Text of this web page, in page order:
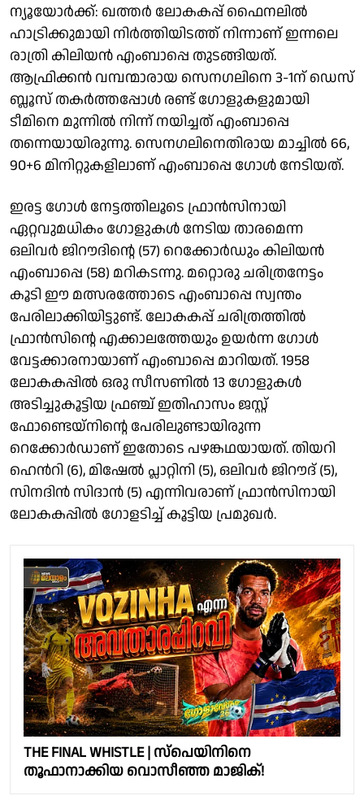
ന്യൂയോർക്ക്: ഖത്തർ ലോകകപ്പ് ഫൈനലിൽ
ഹാട്രിക്കുമായി നിർത്തിയിടത്ത് നിന്നാണ് ഇന്നലെ
രാത്രി കിലിയൻ എംബാപ്പെ തുടങ്ങിയത്.
ആഫ്രിക്കൻ വമ്പന്മാരായ സെനഗലിനെ 3-1ന് ഡെസ്
ബ്ലൂസ് തകർത്തപ്പോൾ രണ്ട് ഗോളുകളുമായി
ടീമിനെ മുന്നിൽ നിന്ന് നയിച്ചത് എംബാപ്പെ
തന്നെയായിരുന്നു. സെനഗലിനെതിരായ മാച്ചിൽ 66,
90+6 മിനിറ്റുകളിലാണ് എംബാപ്പെ ഗോൾ നേടിയത്.
ഇരട്ട ഗോൾ നേട്ടത്തിലൂടെ ഫ്രാൻസിനായി
ഏറ്റവുമധികം ഗോളുകൾ നേടിയ താരമെന്ന
ഒലിവർ ജിറൗദിൻ്റെ (57) റെക്കോർഡും കിലിയൻ
എംബാപ്പെ (58) മറികടന്നു. മറ്റൊരു ചരിത്രനേട്ടം
കൂടി ഈ മത്സരത്തോടെ എംബാപ്പെ സ്വന്തം
പേരിലാക്കിയിട്ടുണ്ട്. ലോകകപ്പ് ചരിത്രത്തിൽ
ഫ്രാൻസിൻ്റെ എക്കാലത്തേയും ഉയർന്ന ഗോൾ
വേട്ടക്കാരനായാണ് എംബാപ്പെ മാറിയത്. 1958
ലോകകപ്പിൽ ഒരു സീസണിൽ 13 ഗോളുകൾ
അടിച്ചുകൂട്ടിയ ഫ്രഞ്ച് ഇതിഹാസം ജസ്റ്റ്
ഫോണ്ടെയ്നിൻ്റെ പേരിലുണ്ടായിരുന്ന
റെക്കോർഡാണ് ഇതോടെ പഴങ്കഥയായത്. തിയറി
ഹെൻറി (6), മിഷേൽ പ്ലാറ്റിനി (5), ഒലിവർ ജിറൗദ് (5),
സിനദിൻ സിദാൻ (5) എന്നിവരാണ് ഫ്രാൻസിനായി
ലോകകപ്പിൽ ഗോളടിച്ച് കൂട്ടിയ പ്രമുഖർ.
THE FINAL WHISTLE | സ്പെയിനിനെ
തൂഫാനാക്കിയ വൊസീഞ്ഞ മാജിക്!